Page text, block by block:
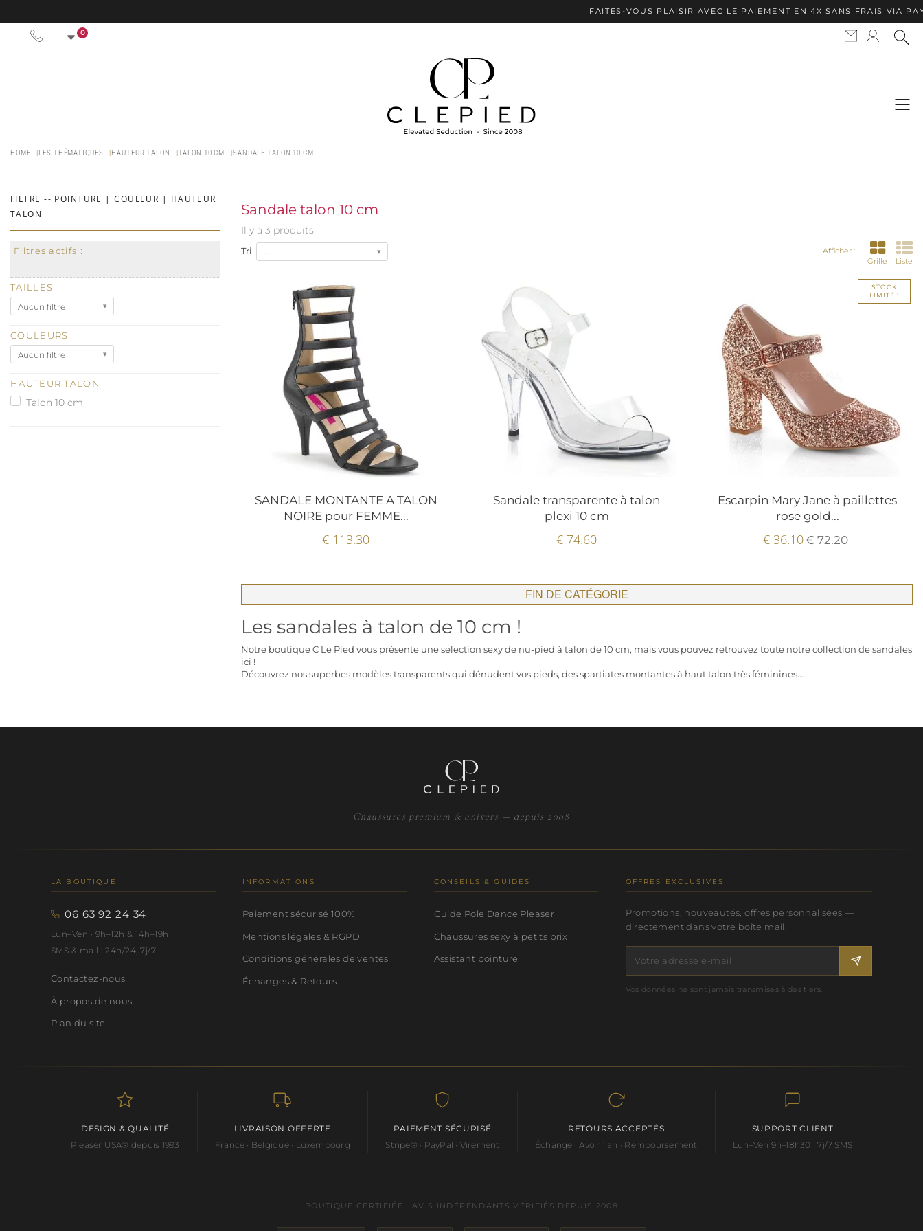
FAITES-VOUS PLAISIR AVEC LE PAIEMENT EN 4X SANS FRAIS VIA
0
HOME LES THÉMATIQUES HAUTEUR TALON TALON 10 CM SANDALE TALON 10 CM
FILTRE -- POINTURE | COULEUR | HAUTEUR
TALON
Filtres actifs :
TAILLES
Aucun filtre
COULEURS
Aucun filtre
HAUTEUR TALON
Talon 10 cm
Sandale talon 10 cm
Il y a 3 produits.
Afficher :
Grille
Liste
Tri --
SANDALE MONTANTE A TALON
NOIRE pour FEMME...
€ 113.30
Sandale transparente à talon
plexi 10 cm
€ 74.60
STOCK
LIMITÉ !
Escarpin Mary Jane à paillettes
rose gold...
€ 36.10€ 72.20
FIN DE CATÉGORIE
Les sandales à talon de 10 cm !
Notre boutique C Le Pied vous présente une selection sexy de nu-pied à talon de 10 cm, mais vous pouvez retrouvez toute notrecollection de sandales
ici !
Découvrez nos superbes modèles transparents qui dénudent vos pieds, des spartiates montantes à haut talon très féminines...
Chaussures premium & univers — depuis 2008
LA BOUTIQUE
06 63 92 24 34
Lun–Ven · 9h–12h & 14h–19h
SMS & mail : 24h/24, 7j/7
Contactez-nous
À propos de nous
Plan du site
INFORMATIONS
Paiement sécurisé 100%
Mentions légales & RGPD
Conditions générales de ventes
Échanges & Retours
CONSEILS & GUIDES
Guide Pole Dance Pleaser
Chaussures sexy à petits prix
Assistant pointure
OFFRES EXCLUSIVES
Promotions, nouveautés, offres personnalisées —
directement dans votre boîte mail.
Vos données ne sont jamais transmises à des tiers.
DESIGN & QUALITÉ
Pleaser USA® depuis 1993
LIVRAISON OFFERTE
France · Belgique · Luxembourg
PAIEMENT SÉCURISÉ
Stripe® · PayPal · Virement
RETOURS ACCEPTÉS
Échange · Avoir 1 an · Remboursement
SUPPORT CLIENT
Lun–Ven 9h–18h30 · 7j/7 SMS
BOUTIQUE CERTIFIÉE · AVIS INDÉPENDANTS VÉRIFIÉS DEPUIS 2008